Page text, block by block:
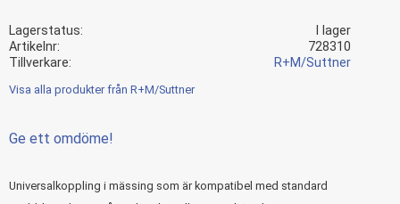
Lagerstatus
I lager
Artikelnr
728310
Tillverkare
R+M/Suttner
Visa alla produkter från R+M/Suttner
Ge ett omdöme!
Universalkoppling i mässing som är kompatibel med standard